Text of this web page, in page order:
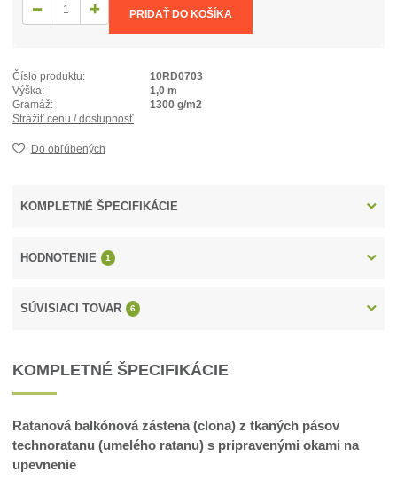
PRIDAŤ DO KOŠÍKA
Číslo produktu:
10RD0703
Výška:
1,0 m
Gramáž:
1300 g/m2
Strážiť cenu / dostupnosť
Do obľúbených
KOMPLETNÉ ŠPECIFIKÁCIE
HODNOTENIE 1
SÚVISIACI TOVAR 6
KOMPLETNÉ ŠPECIFIKÁCIE
Ratanová balkónová zástena (clona) z tkaných pásov
technoratanu (umelého ratanu) s pripravenými okami na
upevnenie